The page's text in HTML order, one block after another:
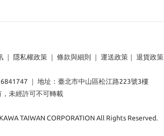
｜ 隱私權政策 ｜ 條款與細則 ｜ 運送政策 ｜ 退貨政策
｜ 地址：臺北市中山區松江路223號3樓
未經許可不可轉載
TAIWAN CORPORATION All Rights Reserved.